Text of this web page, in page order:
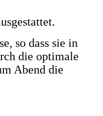
so dass sie in
die optimale
Abend die